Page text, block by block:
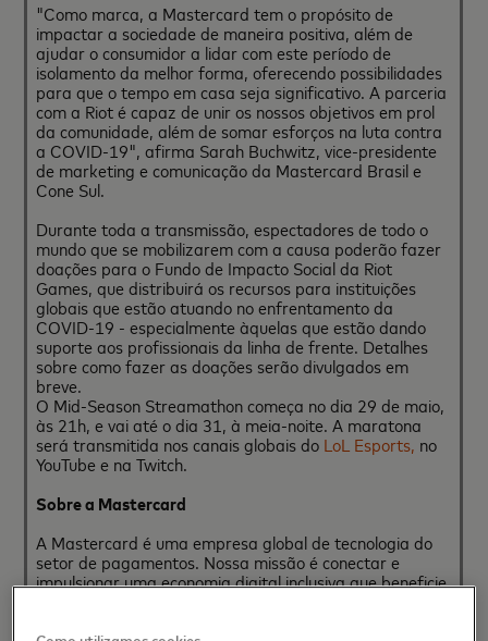
"Como marca, a Mastercard tem o propósito de
impactar a sociedade de maneira positiva, além de
ajudar o consumidor a lidar com este período de
isolamento da melhor forma, oferecendo possibilidades
para que o tempo em casa seja significativo. A parceria
com a Riot é capaz de unir os nossos objetivos em prol
da comunidade, além de somar esforços na luta contra
a COVID-19", afirma Sarah Buchwitz, vice-presidente
de marketing e comunicação da Mastercard Brasil e
Cone Sul.
Durante toda a transmissão, espectadores de todo o
mundo que se mobilizarem com a causa poderão fazer
doações para o Fundo de Impacto Social da Riot
Games, que distribuirá os recursos para instituições
globais que estão atuando no enfrentamento da
COVID-19 - especialmente àquelas que estão dando
suporte aos profissionais da linha de frente. Detalhes
sobre como fazer as doações serão divulgados em
breve.
O Mid-Season Streamathon começa no dia 29 de maio,
às 21h, e vai até o dia 31, à meia-noite. A maratona
será transmitida nos canais globais do LoL Esports, no
YouTube e na Twitch.
Sobre a Mastercard
A Mastercard é uma empresa global de tecnologia do
setor de pagamentos. Nossa missão é conectar e
impulsionar uma economia digital inclusiva que beneficie